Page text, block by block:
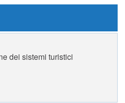
dei sistemi turistici